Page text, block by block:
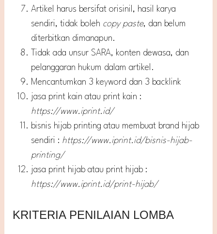
Artikel harus bersifat orisinil, hasil karya
sendiri, tidak boleh copy paste, dan belum
diterbitkan dimanapun.
Tidak ada unsur SARA, konten dewasa, dan
pelanggaran hukum dalam artikel.
Mencantumkan 3 keyword dan 3 backlink
jasa print kain atau print kain :
https://www.iprint.id/
bisnis hijab printing atau membuat brand hijab
sendiri : https://www.iprint.id/bisnis-hijab-
printing/
jasa print hijab atau print hijab :
https://www.iprint.id/print-hijab/
KRITERIA PENILAIAN LOMBA